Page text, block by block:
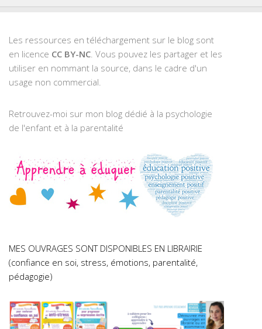
Les ressources en téléchargement sur le blog sont
en licence CC BY-NC. Vous pouvez les partager et les
utiliser en nommant la source, dans le cadre d'un
usage non commercial.
Retrouvez-moi sur mon blog dédié à la psychologie
de l'enfant et à la parentalité
MES OUVRAGES SONT DISPONIBLES EN LIBRAIRIE
(confiance en soi, stress, émotions, parentalité,
pédagogie)